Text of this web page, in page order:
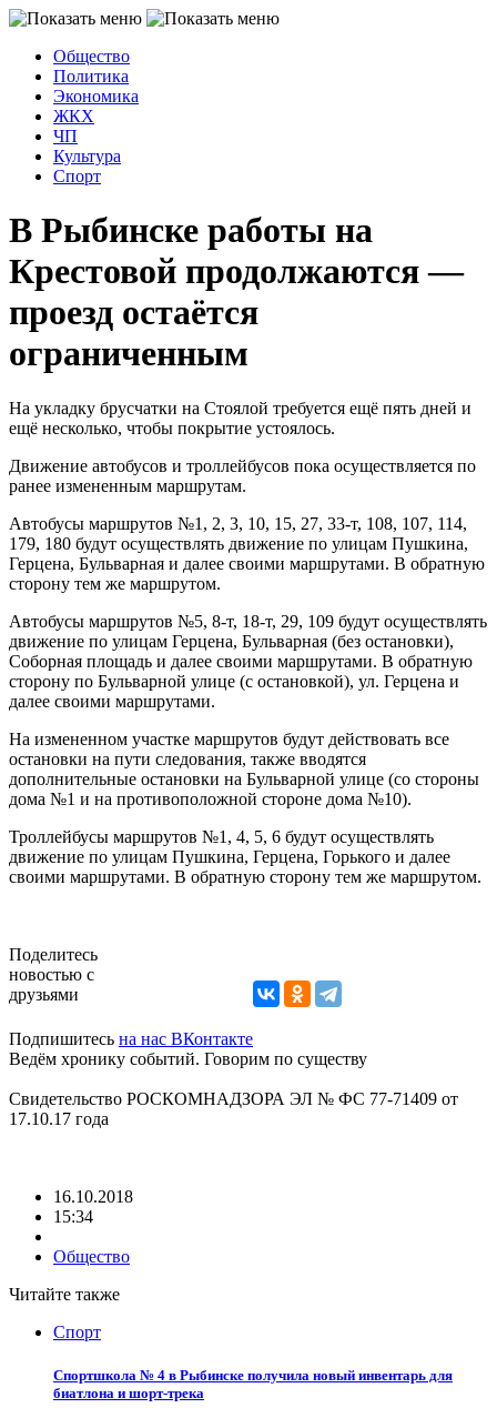
Общество
Политика
Экономика
ЖКХ
ЧП
Культура
Спорт
В Рыбинске работы на
Крестовой продолжаются —
проезд остаётся
ограниченным
На укладку брусчатки на Стоялой требуется ещё пять дней и
ещё несколько, чтобы покрытие устоялось.
Движение автобусов и троллейбусов пока осуществляется по
ранее измененным маршрутам.
Автобусы маршрутов №1, 2, 3, 10, 15, 27, 33-т, 108, 107, 114,
179, 180 будут осуществлять движение по улицам Пушкина,
Герцена, Бульварная и далее своими маршрутами. В обратную
сторону тем же маршрутом.
Автобусы маршрутов №5, 8-т, 18-т, 29, 109 будут осуществлять
движение по улицам Герцена, Бульварная (без остановки),
Соборная площадь и далее своими маршрутами. В обратную
сторону по Бульварной улице (с остановкой), ул. Герцена и
далее своими маршрутами.
На измененном участке маршрутов будут действовать все
остановки на пути следования, также вводятся
дополнительные остановки на Бульварной улице (со стороны
дома №1 и на противоположной стороне дома №10).
Троллейбусы маршрутов №1, 4, 5, 6 будут осуществлять
движение по улицам Пушкина, Герцена, Горького и далее
своими маршрутами. В обратную сторону тем же маршрутом.
Поделитесь
новостью с
друзьями
Подпишитесь на нас ВКонтакте
Ведём хронику событий. Говорим по существу
Свидетельство РОСКОМНАДЗОРА ЭЛ № ФС 77-71409 от
17.10.17 года
16.10.2018
15:34
Общество
Читайте также
Спорт
Спортшкола № 4 в Рыбинске получила новый инвентарь для
биатлона и шорт-трека